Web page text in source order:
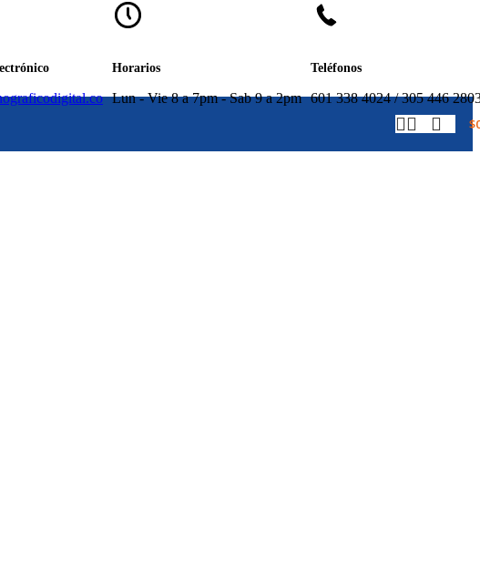
Horarios
Lun - Vie 8 a 7pm - Sab 9 a 2pm
Teléfonos
601 338 4024 / 305 446
$